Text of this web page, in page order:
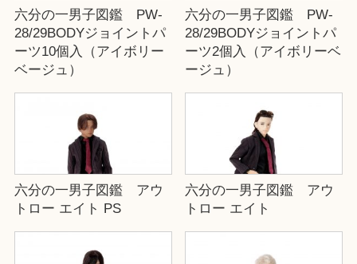
六分の一男子図鑑 PW-
28/29BODYジョイントパ
ーツ10個入（アイボリー
ベージュ）
六分の一男子図鑑 PW-
28/29BODYジョイントパ
ーツ2個入（アイボリーベ
ージュ）
六分の一男子図鑑 アウ
トロー エイト PS
六分の一男子図鑑 アウ
トロー エイト